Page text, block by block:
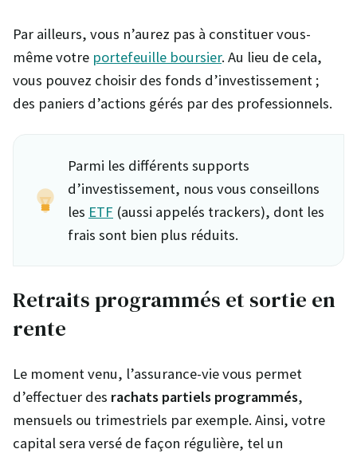
Par ailleurs, vous n’aurez pas à constituer vous-
même votre portefeuille boursier. Au lieu de cela,
vous pouvez choisir des fonds d’investissement ;
des paniers d’actions gérés par des professionnels.
Parmi les différents supports
d’investissement, nous vous conseillons
les ETF (aussi appelés trackers), dont les
frais sont bien plus réduits.
Retraits programmés et sortie en
rente
Le moment venu, l’assurance-vie vous permet
d’effectuer des rachats partiels programmés,
mensuels ou trimestriels par exemple. Ainsi, votre
capital sera versé de façon régulière, tel un